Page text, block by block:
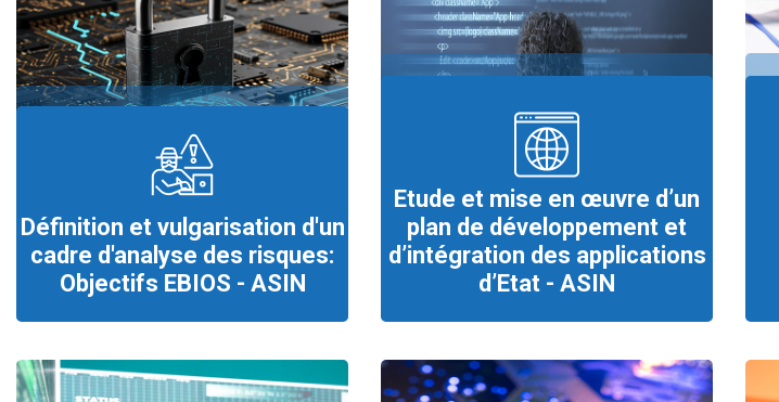
Définition et vulgarisation d'un
cadre d'analyse des risques:
Objectifs EBIOS - ASIN
Etude et mise en œuvre d’un
plan de développement et
d’intégration des applications
d’Etat - ASIN